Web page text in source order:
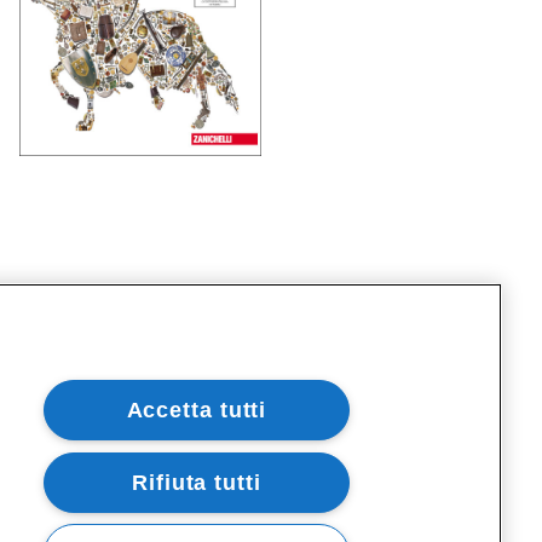
risorse eventualmente indicate con questo
può accedere solo chi insegna.
registrarsi come insegnante su
Accetta tutti
Rifiuta tutti